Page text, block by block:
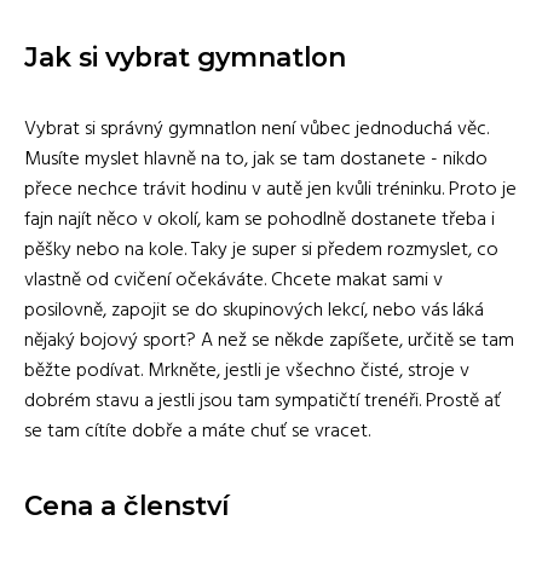
Jak si vybrat gymnatlon
Vybrat si správný gymnatlon není vůbec jednoduchá věc.
Musíte myslet hlavně na to, jak se tam dostanete - nikdo
přece nechce trávit hodinu v autě jen kvůli tréninku. Proto je
fajn najít něco v okolí, kam se pohodlně dostanete třeba i
pěšky nebo na kole. Taky je super si předem rozmyslet, co
vlastně od cvičení očekáváte. Chcete makat sami v
posilovně, zapojit se do skupinových lekcí, nebo vás láká
nějaký bojový sport? A než se někde zapíšete, určitě se tam
běžte podívat. Mrkněte, jestli je všechno čisté, stroje v
dobrém stavu a jestli jsou tam sympatičtí trenéři. Prostě ať
se tam cítíte dobře a máte chuť se vracet.
Cena a členství